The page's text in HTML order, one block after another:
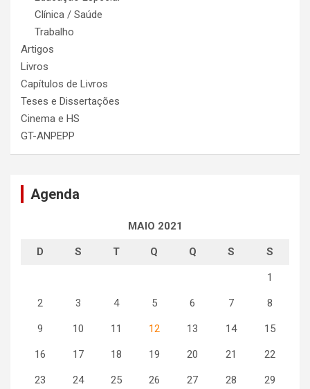
Clínica / Saúde
Trabalho
Artigos
Livros
Capítulos de Livros
Teses e Dissertações
Cinema e HS
GT-ANPEPP
Agenda
MAIO 2021
D S T Q Q S S
1
2 3 4 5 6 7 8
9 10 11 12 13 14 15
16 17 18 19 20 21 22
23 24 25 26 27 28 29